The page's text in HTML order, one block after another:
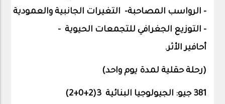
- الرواسب المصاحبة- التغيرات الجانبية والعمودية
- التوزيع الجغرافي للتجمعات الحيوية -
أحافير الأثر.
)رحلة حقلية لمدة يوم واحد(
381 جيو: الجيولوجيا البنائية 3(2+0+ 2
)